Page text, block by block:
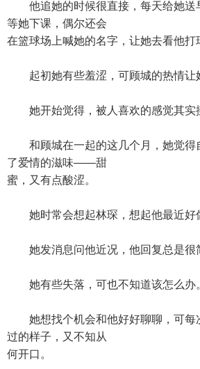
他追她的时候很直接，每天给她送
等她下课，偶尔还会
在篮球场上喊她的名字，让她去看他打
起初她有些羞涩，可顾城的热情让
她开始觉得，被人喜欢的感觉其实
和顾城在一起的这几个月，她觉得
了爱情的滋味——甜
蜜，又有点酸涩。
她时常会想起林琛，想起他最近好
她发消息问他近况，他回复总是很
她有些失落，可也不知道该怎么办
她想找个机会和他好好聊聊，可每
过的样子，又不知从
何开口。